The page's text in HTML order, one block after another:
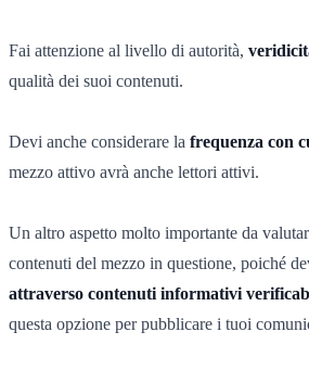
Fai attenzione al livello di autorità,
qualità dei suoi contenuti.
Devi anche considerare la frequenza con
mezzo attivo avrà anche lettori attivi.
Un altro aspetto molto importante da
contenuti del mezzo in questione, poiché
attraverso contenuti informativi
questa opzione per pubblicare i tuoi